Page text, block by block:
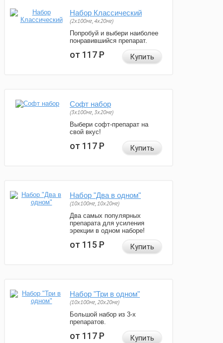
Набор Классический
(2x100мг, 4x20мг)
Попробуй и выбери наиболее
понравившийся препарат.
от 117Р Купить
Софт набор
(3x100мг, 3x20мг)
Выбери софт-препарат на
свой вкус!
от 117Р Купить
Набор "Два в одном"
(10x100мг, 10x20мг)
Два самых популярных
препарата для усиления
эрекции в одном наборе!
от 115Р Купить
Набор "Три в одном"
(10x100мг, 20x20мг)
Большой набор из 3-х
препаратов.
от 117Р Купить